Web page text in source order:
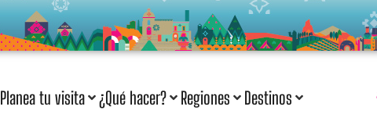
Planea tu visita ¿Qué hacer? Regiones Destinos